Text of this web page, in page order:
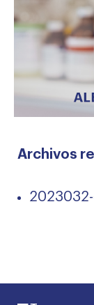
Archivos